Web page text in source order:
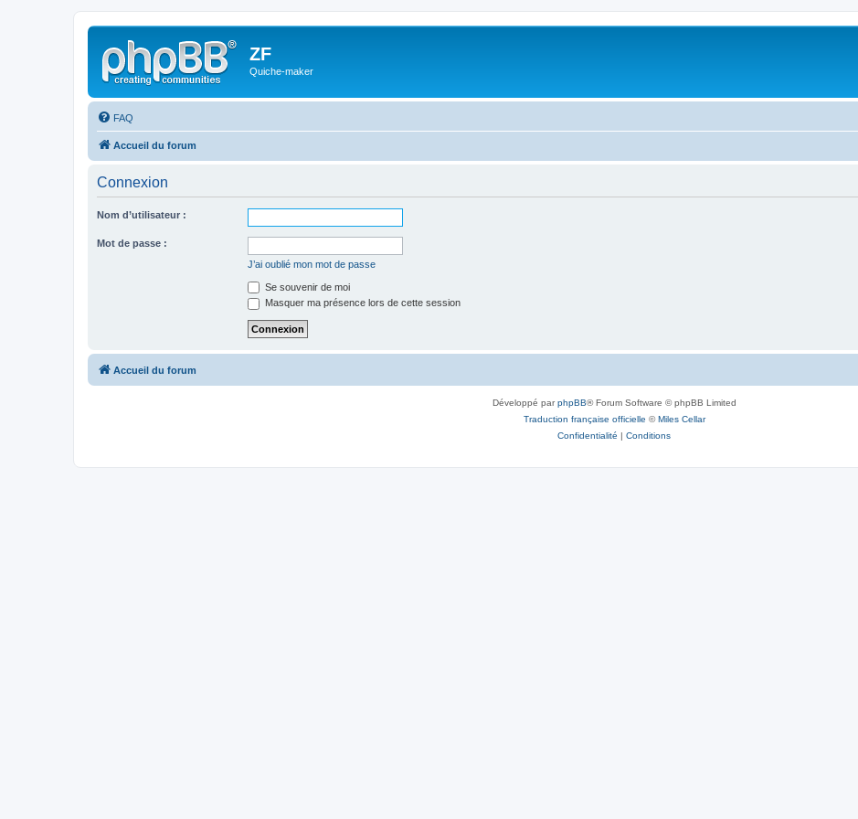
ZF
Quiche-maker
FAQ
Accueil du forum
Connexion
Nom d’utilisateur :
Mot de passe :
J’ai oublié mon mot de passe
Se souvenir de moi
Masquer ma présence lors de cette session
Accueil du forum
Développé parphpBB® Forum Software © phpBB Limited
Traduction française officielle ©Miles Cellar
Confidentialité | Conditions